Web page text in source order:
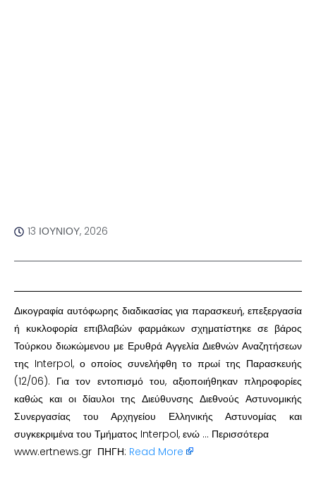
13 ΙΟΥΝΊΟΥ, 2026
​Δικογραφία αυτόφωρης διαδικασίας για παρασκευή, επεξεργασία
ή κυκλοφορία επιβλαβών φαρμάκων σχηματίστηκε σε βάρος
Τούρκου διωκώμενου με Ερυθρά Αγγελία Διεθνών Αναζητήσεων
της Interpol, ο οποίος συνελήφθη το πρωί της Παρασκευής
(12/06). Για τον εντοπισμό του, αξιοποιήθηκαν πληροφορίες
καθώς και οι δίαυλοι της Διεύθυνσης Διεθνούς Αστυνομικής
Συνεργασίας του Αρχηγείου Ελληνικής Αστυνομίας και
συγκεκριμένα του Τμήματος Interpol, ενώ … Περισσότερα
www.ertnews.gr ΠΗΓΗ: Read More